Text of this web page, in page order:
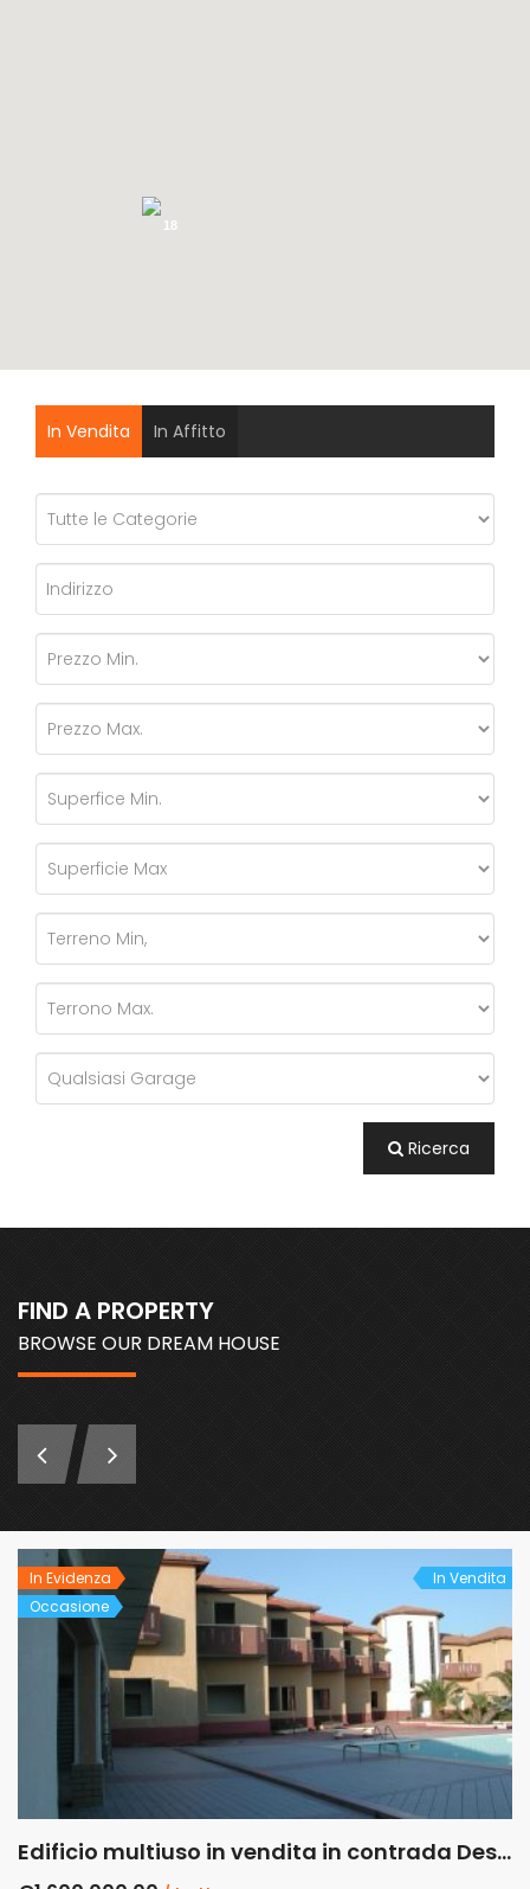
18
In Vendita In Affitto
Ricerca
FIND A PROPERTY
BROWSE OUR DREAM HOUSE
In Evidenza
Occasione
In Vendita
Edificio multiuso in vendita in contrada Desusino s.n.c., Butera